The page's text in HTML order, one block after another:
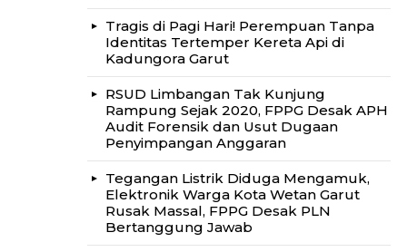
Tragis di Pagi Hari! Perempuan Tanpa
Identitas Tertemper Kereta Api di
Kadungora Garut
RSUD Limbangan Tak Kunjung
Rampung Sejak 2020, FPPG Desak APH
Audit Forensik dan Usut Dugaan
Penyimpangan Anggaran
Tegangan Listrik Diduga Mengamuk,
Elektronik Warga Kota Wetan Garut
Rusak Massal, FPPG Desak PLN
Bertanggung Jawab